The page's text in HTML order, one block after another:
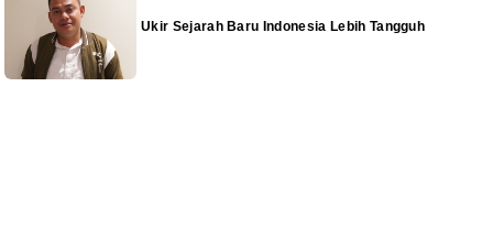
Ukir Sejarah Baru Indonesia Lebih Tangguh